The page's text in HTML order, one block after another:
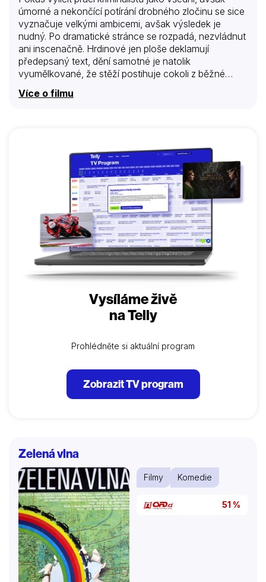
úmorné a nekončící potírání drobného zločinu se sice
vyznačuje velkými ambicemi, avšak výsledek je
nudný. Po dramatické stránce se rozpadá, nezvládnut
ani inscenačně. Hrdinové jen ploše deklamují
předepsaný text, dění samotné je natolik
vyumělkované, že stěží postihuje cokoli z běžné
nic zajímavého.
Více o filmu
Vysíláme živě
na Telly
Prohlédněte si aktuální program
Zobrazit TV program
Zelená vlna
Filmy Komedie
51 %